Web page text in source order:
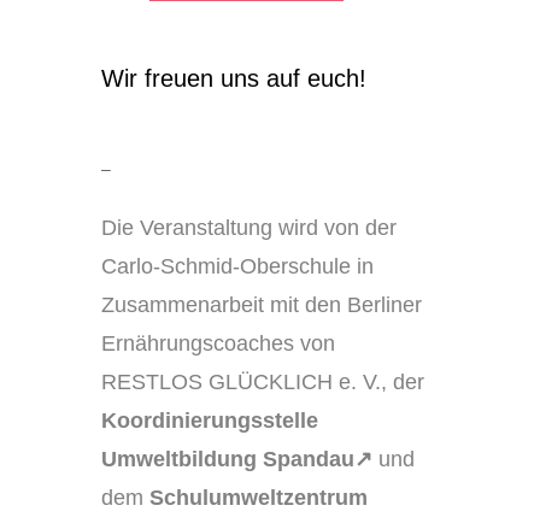
Wir freuen uns auf euch!
–
Die Veranstaltung wird von der
Carlo-Schmid-Oberschule in
Zusammenarbeit mit den Berliner
Ernährungscoaches von
RESTLOS GLÜCKLICH e. V., der
Koordinierungsstelle
Umweltbildung Spandau↗ und
dem Schulumweltzentrum